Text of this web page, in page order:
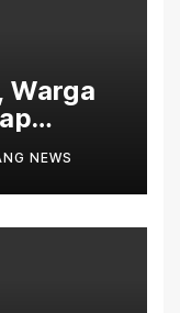
Warga
NEWS